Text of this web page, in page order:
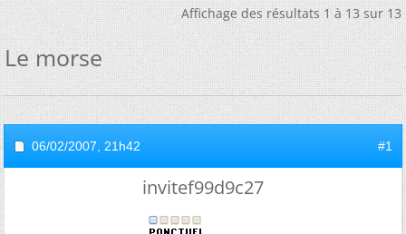
Affichage des résultats 1 à 13 sur 13
Le morse
06/02/2007, 21h42 #1
invitef99d9c27